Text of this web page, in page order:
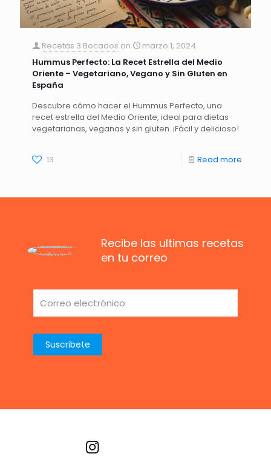
Recetas 3 Bocados on
marzo 1, 2024
Hummus Perfecto: La Recet Estrella del Medio
Oriente – Vegetariano, Vegano y Sin Gluten en
España
Descubre cómo hacer el Hummus Perfecto, una
recet estrella del Medio Oriente, ideal para dietas
vegetarianas, veganas y sin gluten. ¡Fácil y delicioso!
13 Read more
Recibe las ultimas recetas
en tu correo